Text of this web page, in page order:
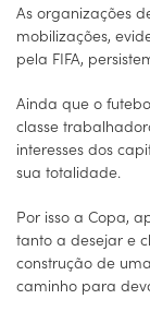
As organizações
mobilizações,
pela FIFA,
Ainda que o
classe
interesses dos
sua totalidade.
Por isso a Copa,
tanto a desejar e
construção de
caminho para